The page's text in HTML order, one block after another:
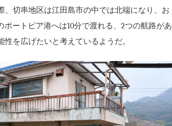
切串地区は江田島市の中では北端になり、お
ートピア港へは10分で渡れる、2つの航路があ
を広げたいと考えているようだ。